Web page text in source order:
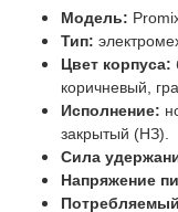
Модель:
Тип:
Цвет корпуса:
коричневый,
Исполнение:
закрытый (НЗ).
Сила
Напряжение